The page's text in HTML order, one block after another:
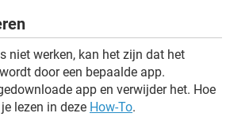
niet werken, kan het zijn dat het
door een bepaalde app.
app en verwijder het. Hoe
lezen in deze How-To.